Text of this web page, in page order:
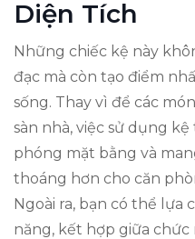
Diện Tích
Những chiếc kệ này
đạc mà còn tạo điểm
sống. Thay vì để các
sàn nhà, việc sử dụng
phóng mặt bằng và
thoáng hơn cho căn
Ngoài ra, bạn có thể lựa
năng, kết hợp giữa